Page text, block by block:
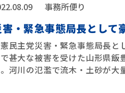
事務所便り
・緊急事態局長として
民主党災害・緊急事態局長と
甚大な被害を受けた山形県飯
河川の氾濫で流木・土砂が大